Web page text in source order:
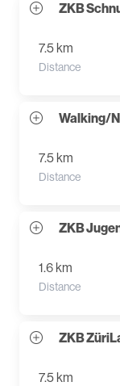
ZKB
7.5 km
Distance
Walking/
7.5 km
Distance
ZKB
1.6 km
Distance
ZKB
7.5 km